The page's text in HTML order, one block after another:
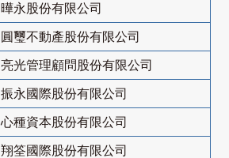
曄永股份有限公司
圓璽不動產股份有限公司
亮光管理顧問股份有限公司
振永國際股份有限公司
心種資本股份有限公司
翔筌國際股份有限公司